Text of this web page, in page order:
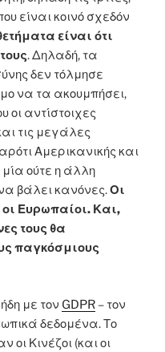
είναι κοινό σχεδόν
είναι ότι
. Δηλαδή, τα
δεν τόλμησε
να τα ακουμπήσει,
οι αντίστοιχες
τις μεγάλες
Αμερικανικής και
μία ούτε η άλλη
βάλει κανόνες.Οι
οι Ευρωπαίοι. Και,
τους θα
παγκόσμιους
με τον GDPR – τον
δεδομένα. Το
Κινέζοι (και οι